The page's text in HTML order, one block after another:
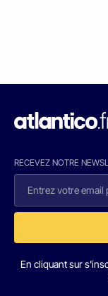
RECEVEZ NOTRE
En cliquant sur